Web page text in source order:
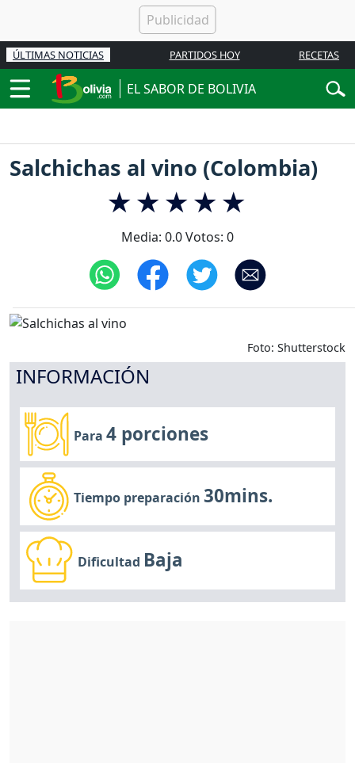
ÚLTIMAS NOTICIAS PARTIDOS HOY RECETAS
EL SABOR DE BOLIVIA
Salchichas al vino (Colombia)
Media: 0.0Votos: 0
Foto: Shutterstock
INFORMACIÓN
Para4 porciones
Tiempo preparación30mins.
Dificultad Baja